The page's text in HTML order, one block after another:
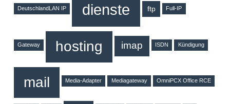
DeutschlandLAN IP dienste ftp Full-IP
Gateway hosting imap ISDN Kündigung
mail Media-Adapter Mediagateway OmniPCX Office RCE